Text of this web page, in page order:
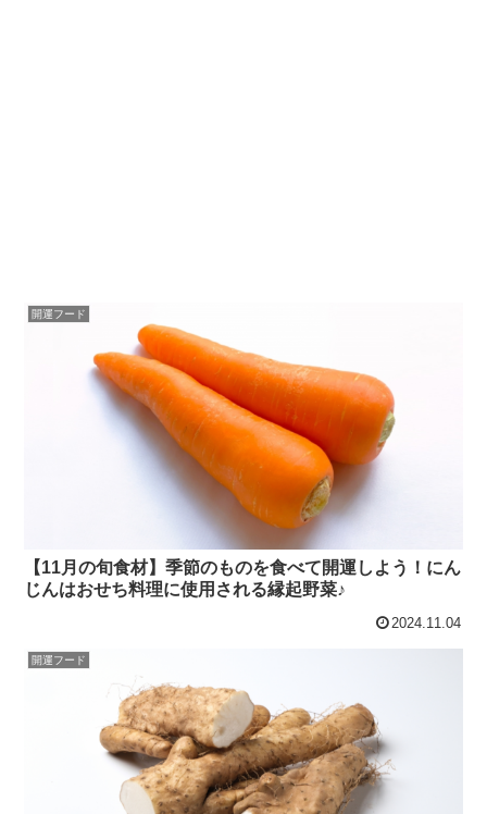
開運フード
【11月の旬食材】季節のものを食べて開運しよう！にん
じんはおせち料理に使用される縁起野菜♪
2024.11.04
開運フード